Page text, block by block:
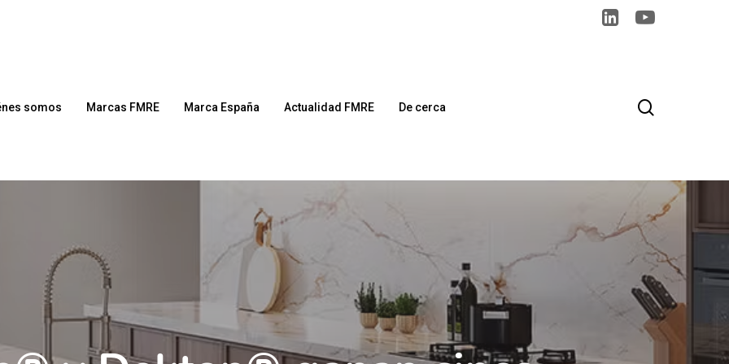
somos Marcas FMRE Marca España Actualidad FMRE De cerca